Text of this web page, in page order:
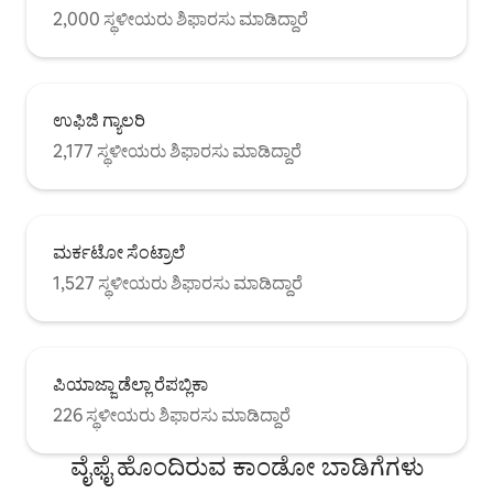
ನಿರ್ಲಕ್ಷ್ಯದಿಂದಾಗಿ ಅಥವಾ ತೀವ್ರ ಹಾನಿಯ
ಸಂದರ್ಭದಲ್ಲಿ 160 €‌ನ ನಿಮ್ಮನ್ನು ವಿನಂತಿಸಲಾಗುತ್ತದೆ.
ವಾಕಿಂಗ್: ನಗರ ಕೇಂದ್ರವು ಕೇವಲ 15 ನಿಮಿಷಗಳ
ಬಸ್‌ಗಳಿವೆ.
2,000 ಸ್ಥಳೀಯರು ಶಿಫಾರಸು ಮಾಡಿದ್ದಾರೆ
ಉಫಿಜಿ ಗ್ಯಾಲರಿ
2,177 ಸ್ಥಳೀಯರು ಶಿಫಾರಸು ಮಾಡಿದ್ದಾರೆ
ಮರ್ಕಟೋ ಸೆಂಟ್ರಾಲೆ
1,527 ಸ್ಥಳೀಯರು ಶಿಫಾರಸು ಮಾಡಿದ್ದಾರೆ
ಪಿಯಾಜ್ಜಾ ಡೆಲ್ಲಾ ರೆಪಬ್ಲಿಕಾ
226 ಸ್ಥಳೀಯರು ಶಿಫಾರಸು ಮಾಡಿದ್ದಾರೆ
ವೈಫೈ ಹೊಂದಿರುವ ಕಾಂಡೋ ಬಾಡಿಗೆಗಳು